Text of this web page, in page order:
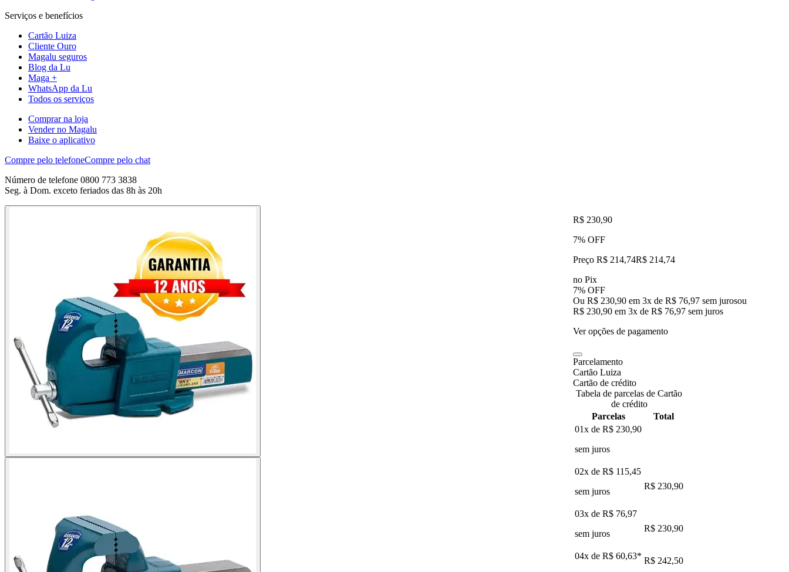
Serviços e benefícios
Cartão Luiza
Cliente Ouro
Magalu seguros
Blog da Lu
Maga +
WhatsApp da Lu
Todos os serviços
Comprar na loja
Vender no Magalu
Baixe o aplicativo
Compre pelo telefoneCompre pelo chat
Número de telefone 0800 773 3838
Seg. à Dom. exceto feriados das 8h às 20h
R$ 230,90
7% OFF
Preço R$ 214,74R$ 214,74
no Pix
7% OFF
Ou R$ 230,90 em 3x de R$ 76,97 sem jurosou
R$ 230,90 em 3x de R$ 76,97 sem juros
Ver opções de pagamento
Parcelamento
Cartão Luiza
Cartão de crédito
Tabela de parcelas de Cartão
de crédito
Parcelas
Total
01x de R$ 230,90
sem juros
02x de R$ 115,45
sem juros
R$ 230,90
03x de R$ 76,97
sem juros
R$ 230,90
04x de R$ 60,63* R$ 242,50